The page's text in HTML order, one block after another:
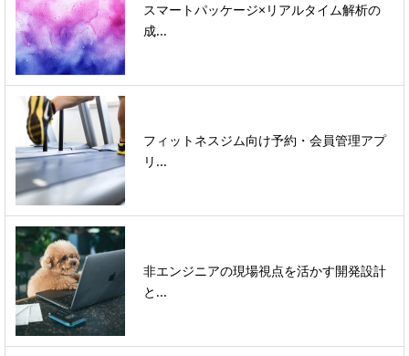
スマートパッケージ×リアルタイム解析の
成...
フィットネスジム向け予約・会員管理アプ
リ...
非エンジニアの現場視点を活かす開発設計
と...